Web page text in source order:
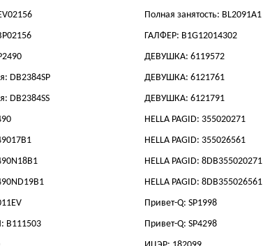
DB2384SP
DB2384SS
Полная занятость: BL2091A1
ГАЛФЕР: B1G12014302
ДЕВУШКА: 6119572
ДЕВУШКА: 6121761
ДЕВУШКА: 6121791
HELLA PAGID: 355020271
HELLA PAGID: 355026561
HELLA PAGID: 8DB355020271
HELLA PAGID: 8DB355026561
Привет-Q: SP1998
Привет-Q: SP4298